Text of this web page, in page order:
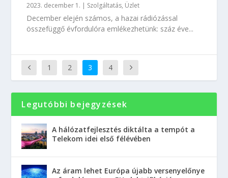
2023. december 1. | Szolgáltatás, Üzlet
December elején számos, a hazai rádiózással
összefüggő évfordulóra emlékezhetünk: száz éve...
1 2 3 4
Legutóbbi bejegyzések
A hálózatfejlesztés diktálta a tempót a
Telekom idei első félévében
Az áram lehet Európa újabb versenyelőnye